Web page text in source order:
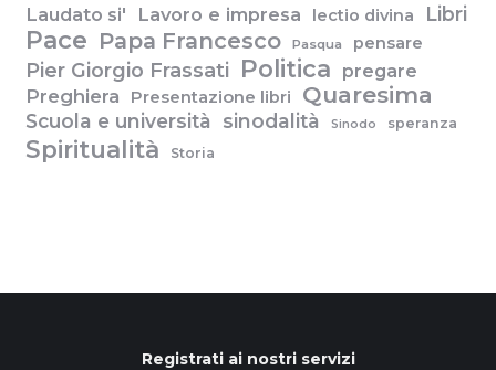
Laudato si' Lavoro e impresa lectio divina Libri
Pace Papa Francesco Pasqua pensare
Pier Giorgio Frassati Politica pregare
Preghiera
Presentazione libri Quaresima
Scuola e università sinodalità Sinodo speranza
Spiritualità Storia
Registrati ai nostri servizi